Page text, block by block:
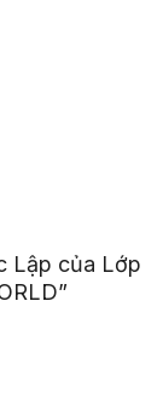
Lập của Lớp